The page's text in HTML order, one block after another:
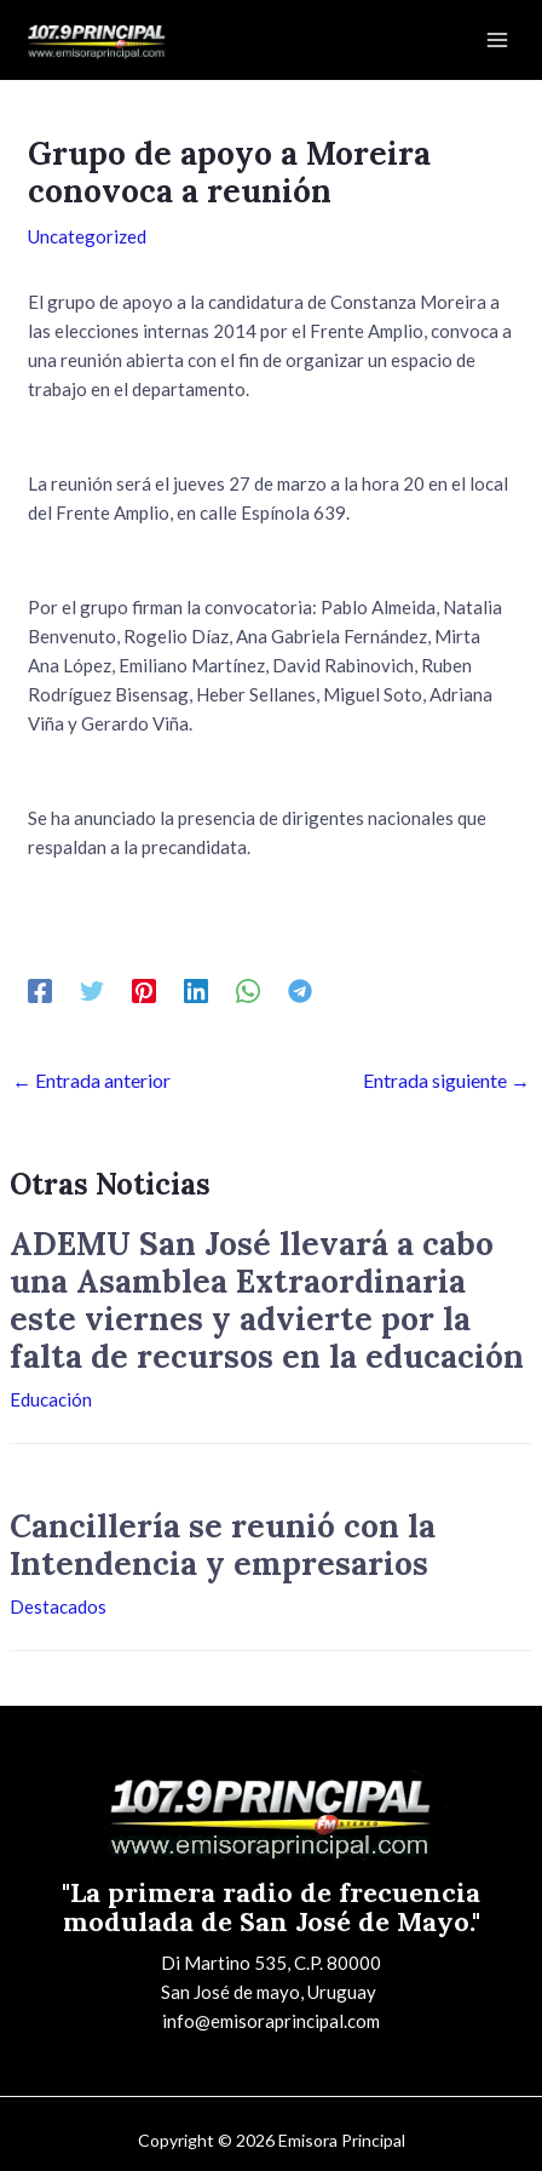
Grupo de apoyo a Moreira
conovoca a reunión
Uncategorized
El grupo de apoyo a la candidatura de Constanza Moreira a
las elecciones internas 2014 por el Frente Amplio, convoca a
una reunión abierta con el fin de organizar un espacio de
trabajo en el departamento.
La reunión será el jueves 27 de marzo a la hora 20 en el local
del Frente Amplio, en calle Espínola 639.
Por el grupo firman la convocatoria: Pablo Almeida, Natalia
Benvenuto, Rogelio Díaz, Ana Gabriela Fernández, Mirta
Ana López, Emiliano Martínez, David Rabinovich, Ruben
Rodríguez Bisensag, Heber Sellanes, Miguel Soto, Adriana
Viña y Gerardo Viña.
Se ha anunciado la presencia de dirigentes nacionales que
respaldan a la precandidata.
de
← Entrada anterior Entrada siguiente →
Otras Noticias
ADEMU San José llevará a cabo
una Asamblea Extraordinaria
este viernes y advierte por la
falta de recursos en la educación
Educación
Cancillería se reunió con la
Intendencia y empresarios
Destacados
"La primera radio de frecuencia
modulada de San José de Mayo."
Di Martino 535, C.P. 80000
San José de mayo, Uruguay
info@emisoraprincipal.com
Copyright © 2026 Emisora Principal